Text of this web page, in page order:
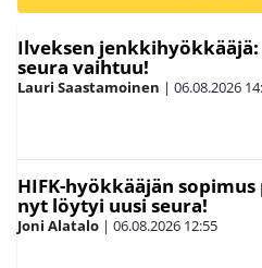
Ilveksen jenkkihyökkääjä:
seura vaihtuu!
Lauri Saastamoinen | 06.08.2026
HIFK-hyökkääjän
nyt löytyi uusi seura!
Joni Alatalo | 06.08.2026 12:55